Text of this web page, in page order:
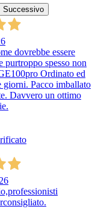
Successivo
dovrebbe essere
purtroppo spesso non
Ordinato ed
giorni. Pacco imballato
Davvero un ottimo